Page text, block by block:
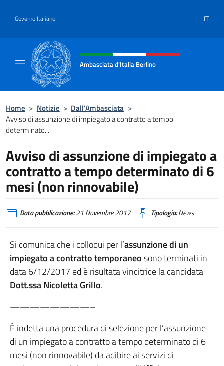
Governo Italiano IT
Intestazione sito, social e menù
Ambasciata d'Italia Berlino
Home > Notizie > Dall’Ambasciata >
Avviso di assunzione di impiegato a contratto a tempo
determinato...
Avviso di assunzione di impiegato a
contratto a tempo determinato di 6
mesi (non rinnovabile)
Data pubblicazione:21 Novembre 2017 Tipologia:News
Si comunica che i colloqui per l’assunzione di un
impiegato a contratto temporaneosono terminati in
data 6/12/2017 ed è risultata vincitrice la candidata
Dott.ssa Nicoletta Grillo.
————————–
È indetta una procedura di selezione per l’assunzione
di un impiegato a contratto a tempo determinato di 6
mesi (non rinnovabile) da adibire ai servizi di